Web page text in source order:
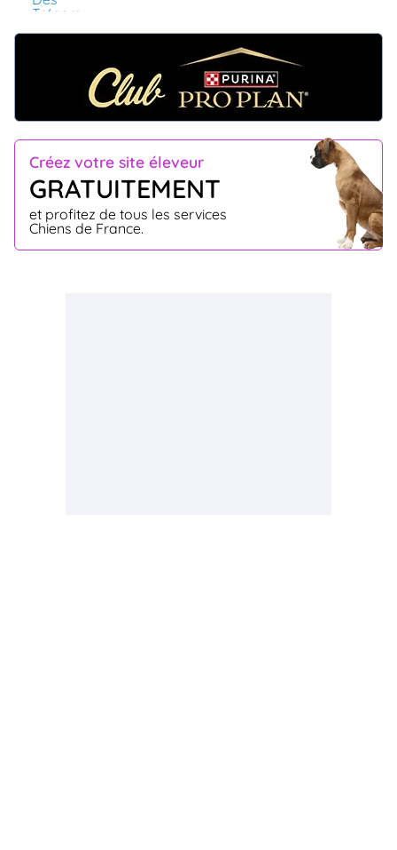
Créez votre site éleveur
GRATUITEMENT
et profitez de tous les services
Chiens de France.